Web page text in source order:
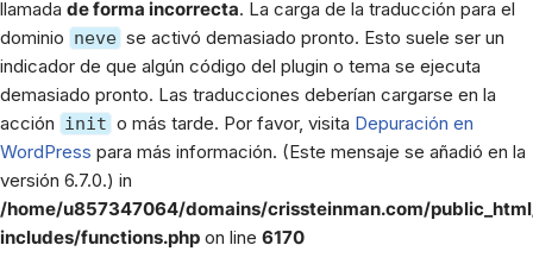
llamada de forma incorrecta. La carga de la traducción para el
dominio neve se activó demasiado pronto. Esto suele ser un
indicador de que algún código del plugin o tema se ejecuta
demasiado pronto. Las traducciones deberían cargarse en la
acción init o más tarde. Por favor, visita Depuración en
WordPress para más información. (Este mensaje se añadió en la
versión 6.7.0.) in
/home/u857347064/domains/crissteinman.com/
includes/functions.php on line 6170